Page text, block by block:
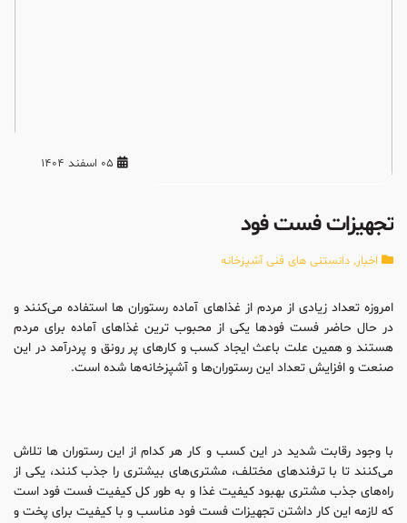
تجهیزات فست فود
اخبار, دانستنی های فنی آشپزخانه
امروزه تعداد زیادی از مردم از غذاهای آماده رستوران ها استفاده می‌کنند و
در حال حاضر فست فودها یکی از محبوب ترین غذاهای آماده برای مردم
هستند و همین علت باعث ایجاد کسب و کارهای پر رونق و پردرآمد در این
صنعت و افزایش تعداد این رستوران‌ها و آشپزخانه‌ها شده است.
با وجود رقابت شدید در این کسب و کار هر کدام از این رستوران ها تلاش
می‌کنند تا با ترفندهای مختلف، مشتری‌های بیشتری را جذب کنند، یکی از
راه‌های جذب مشتری بهبود کیفیت غذا و به طور کل کیفیت فست فود است
که لازمه این کار داشتن تجهیزات فست فود مناسب و با کیفیت برای پخت و